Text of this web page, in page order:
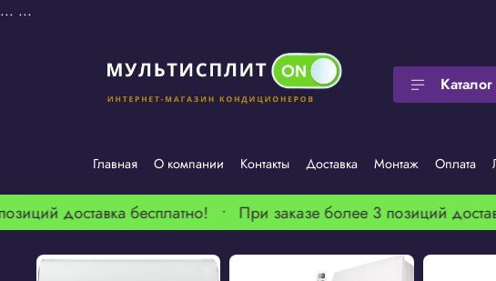
... ...
Каталог
Главная О компании Контакты Доставка Монтаж Оплата
доставка бесплатно! • При заказе более 3 позиций